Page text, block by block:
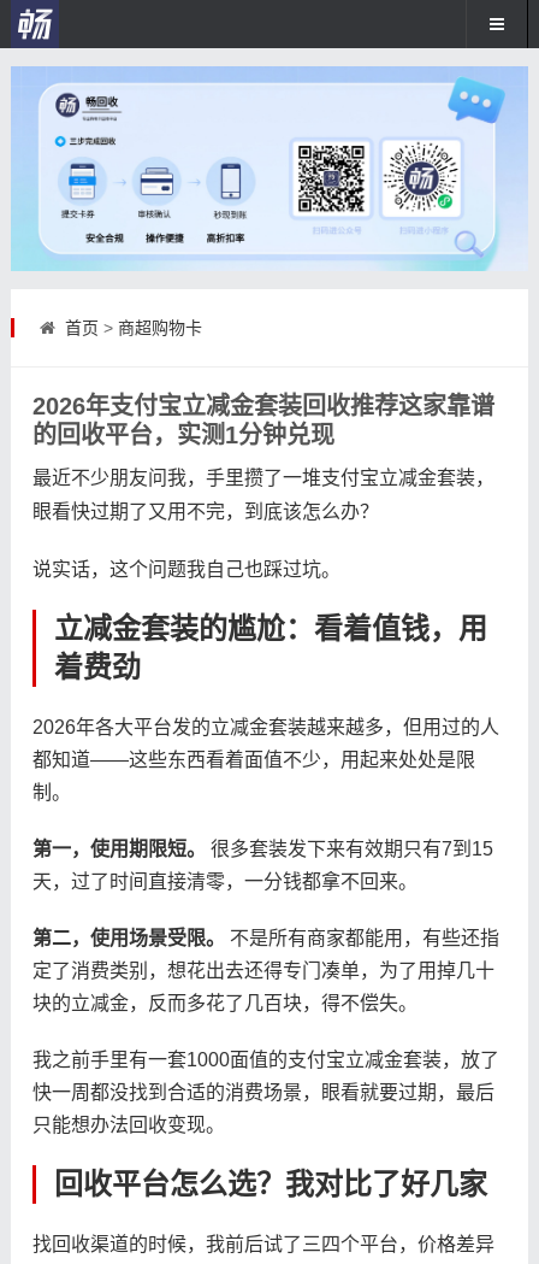
首页 > 商超购物卡
2026年支付宝立减金套装回收推荐这家靠谱
的回收平台，实测1分钟兑现
最近不少朋友问我，手里攒了一堆支付宝立减金套装，
眼看快过期了又用不完，到底该怎么办？
说实话，这个问题我自己也踩过坑。
立减金套装的尴尬：看着值钱，用
着费劲
2026年各大平台发的立减金套装越来越多，但用过的人
都知道——这些东西看着面值不少，用起来处处是限
制。
第一，使用期限短。
很多套装发下来有效期只有7到15
天，过了时间直接清零，一分钱都拿不回来。
第二，使用场景受限。
不是所有商家都能用，有些还指
定了消费类别，想花出去还得专门凑单，为了用掉几十
块的立减金，反而多花了几百块，得不偿失。
我之前手里有一套1000面值的支付宝立减金套装，放了
快一周都没找到合适的消费场景，眼看就要过期，最后
只能想办法回收变现。
回收平台怎么选？我对比了好几家
找回收渠道的时候，我前后试了三四个平台，价格差异